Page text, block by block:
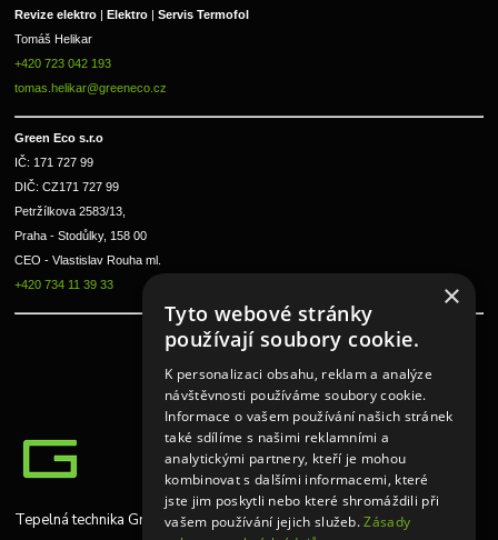
Revize elektro | Elektro | Servis Termofol
Tomáš Helikar
+420 723 042 193
tomas.helikar@greeneco.cz
Green Eco s.r.o
IČ: 171 727 99
DIČ: CZ171 727 99
Petržílkova 2583/13,
Praha - Stodůlky, 158 00
CEO - Vlastislav Rouha ml.
+420 734 11 39 33
Tepelná technika Greeneco
×
Tyto webové stránky
používají soubory cookie.
K personalizaci obsahu, reklam a analýze
návštěvnosti používáme soubory cookie.
Informace o vašem používání našich stránek
také sdílíme s našimi reklamními a
analytickými partnery, kteří je mohou
kombinovat s dalšími informacemi, které
jste jim poskytli nebo které shromáždili při
vašem používání jejich služeb.Zásady